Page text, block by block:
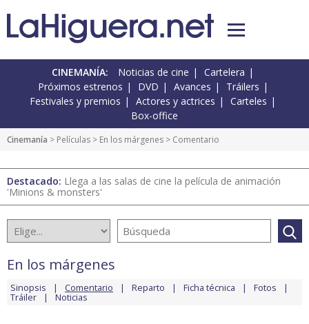
CINEMANÍA: Noticias de cine
Cartelera
Próximos estrenos
DVD Avances
Tráilers
Festivales y premios
Actores y actrices
Carteles
Box-office
Cinemanía > Películas > En los márgenes > Comentario
Destacado: Llega a las salas de cine la película de animación
'Minions & monsters'
En los márgenes
Sinopsis Comentario Reparto Ficha técnica Fotos
Tráiler Noticias